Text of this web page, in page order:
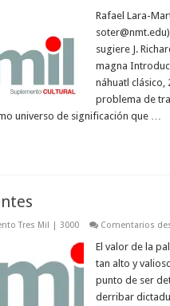
Rafael Lara-
soter@nmt.edu
sugiere J.
magna
náhuatl clásico,
problema de
universo de significación que …
Tres Mil | 3000 Comentarios
El valor de la
tan alto y
punto de ser
derribar